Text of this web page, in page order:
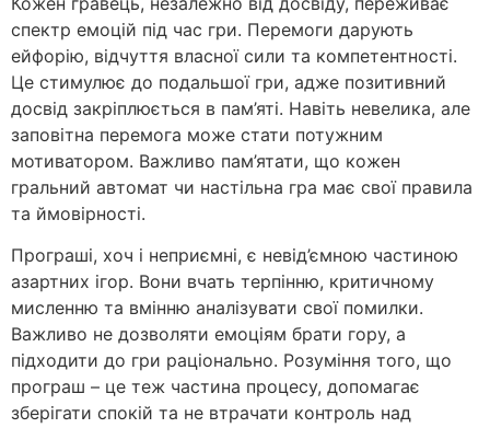
спектр емоцій під час гри. Перемоги дарують
ейфорію, відчуття власної сили та компетентності.
Це стимулює до подальшої гри, адже позитивний
досвід закріплюється в пам’яті. Навіть невелика, але
заповітна перемога може стати потужним
мотиватором. Важливо пам’ятати, що кожен
гральний автомат чи настільна гра має свої правила
та ймовірності.
Програші, хоч і неприємні, є невід’ємною частиною
азартних ігор. Вони вчать терпінню, критичному
мисленню та вмінню аналізувати свої помилки.
Важливо не дозволяти емоціям брати гору, а
підходити до гри раціонально. Розуміння того, що
програш – це теж частина процесу, допомагає
зберігати спокій та не втрачати контроль над